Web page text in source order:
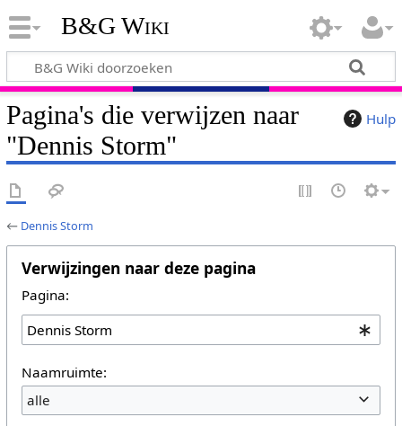
B&G Wiki
Hulp
Pagina's die verwijzen naar
"Dennis Storm"
← Dennis Storm
Verwijzingen naar deze pagina
Pagina:
Naamruimte:
alle